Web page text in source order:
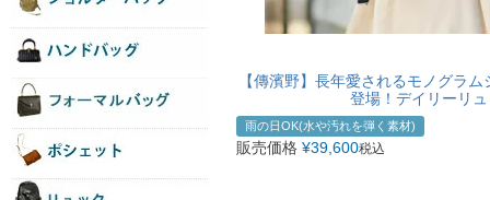
【傳濱野】長年愛されるモノグラ
登場！デイリーリ
雨の日OK(水や汚れを弾く素材)
販売価格 ¥39,600税込